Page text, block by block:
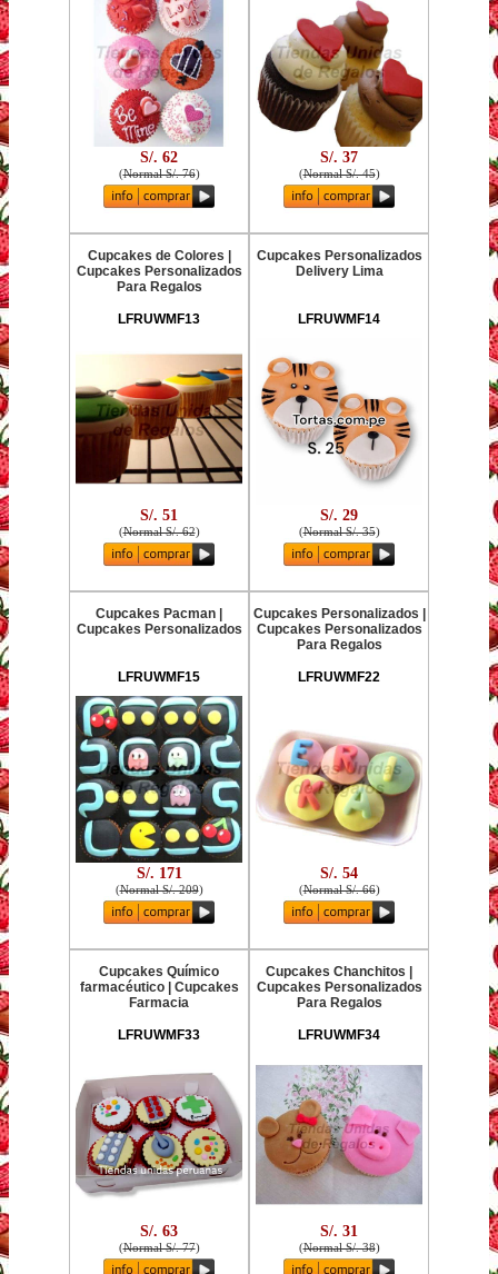
S/. 62
(Normal S/. 76)
S/. 37
(Normal S/. 45)
Cupcakes de Colores |
Cupcakes Personalizados
Para Regalos
LFRUWMF13
S/. 51
(Normal S/. 62)
Cupcakes Personalizados
Delivery Lima
LFRUWMF14
S/. 29
(Normal S/. 35)
Cupcakes Pacman |
Cupcakes Personalizados
LFRUWMF15
S/. 171
(Normal S/. 209)
Cupcakes Personalizados |
Cupcakes Personalizados
Para Regalos
LFRUWMF22
S/. 54
(Normal S/. 66)
Cupcakes Químico
farmacéutico | Cupcakes
Farmacia
LFRUWMF33
S/. 63
(Normal S/. 77)
Cupcakes Chanchitos |
Cupcakes Personalizados
Para Regalos
LFRUWMF34
S/. 31
(Normal S/. 38)